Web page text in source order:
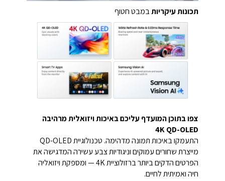
תכונות עיקריותבמבט חטוף
צפו בתוכן המועדף עליכם באיכות ויזואלית מרהיבה
4K QD-OLED
התעמקו באיכות תמונה מדהימה. טכנולוגיית QD-OLED
מייצרת שחורים עמוקים וניגודיות צבע עשירה המדגישה את
הפרטים הדקים ביותר ברזולוציית 4K — ומספקת ויזואליה
חיה ואמיתית לחיים.